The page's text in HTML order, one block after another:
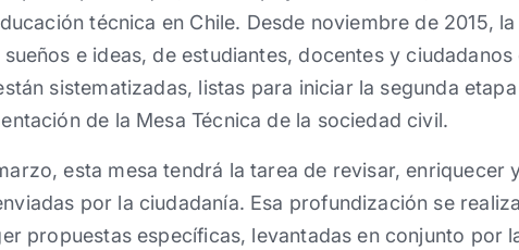
técnica en Chile. Desde noviembre de 2015,
e ideas, de estudiantes, docentes y
sistematizadas, listas para iniciar la segunda
de la Mesa Técnica de la sociedad civil.
esta mesa tendrá la tarea de revisar, enriquecer
por la ciudadanía. Esa profundización se
propuestas específicas, levantadas en conjunto por